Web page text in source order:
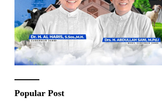
Popular Post